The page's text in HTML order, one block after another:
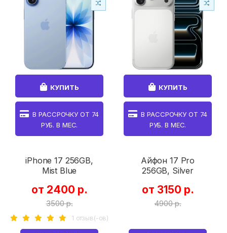
КУПИТЬ
В РАССРОЧКУ ОТ 74
РУБ. В МЕС.
iPhone 17 256GB,
Mist Blue
от 2400 р.
3500 р.
1 отзыв(-ов)
КУПИТЬ
В РАССРОЧКУ ОТ 74
РУБ. В МЕС.
Айфон 17 Pro
256GB, Silver
от 3150 р.
4900 р.